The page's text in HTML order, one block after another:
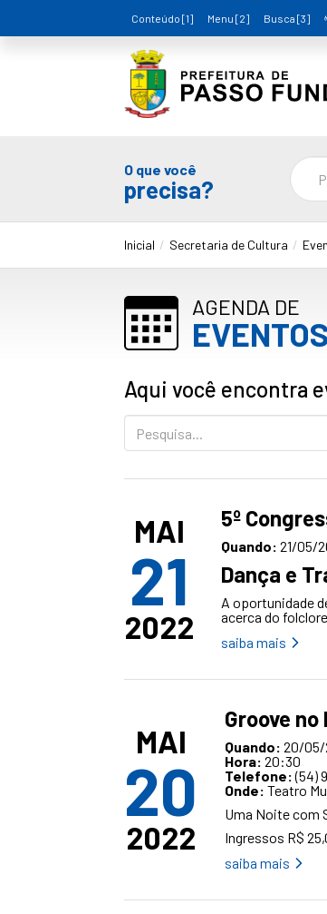
Conteúdo [1] Menu [2] Busca [3]
O que você
precisa?
Inicial Secretaria de Cultura
AGENDA DE
EVENTOS
Aqui você encontra
MAI
21
2022
5º
Quando: 21/05/
Dança e
A oportunidade
acerca do
saiba mais
MAI
20
2022
Groove no
Quando: 20/05/
Hora: 20:30
Telefone:(54)
Onde: Teatro
Uma Noite com
Ingressos R$
saiba mais